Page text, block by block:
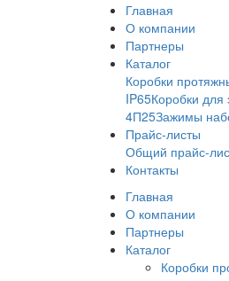
Главная
О компании
Партнеры
Каталог
Коробки
IP65Коробки для
4П25Зажимы
Прайс-листы
Общий прайс-
Контакты
Главная
О компании
Партнеры
Каталог
Коробки